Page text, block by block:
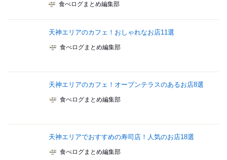
食べログまとめ編集部
天神エリアのカフェ！おしゃれなお店11選
食べログまとめ編集部
天神エリアのカフェ！オープンテラスのあるお店8選
食べログまとめ編集部
天神エリアでおすすめの寿司店！人気のお店18選
食べログまとめ編集部